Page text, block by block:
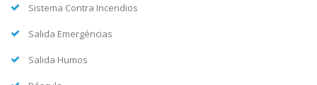
Sistema Contra Incendios
Salida Emergéncias
Salida Humos